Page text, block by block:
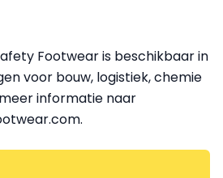
Footwear is beschikbaar in
voor bouw, logistiek, chemie
informatie naar